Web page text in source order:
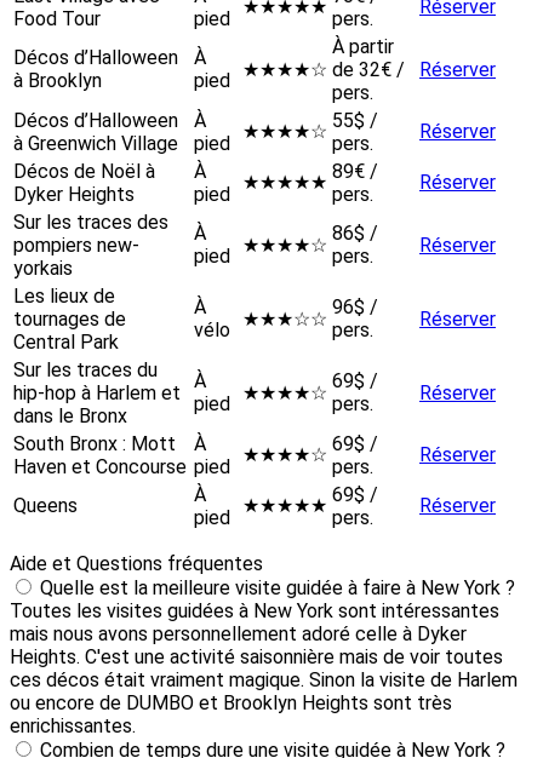
Food Tour
pied
★★★★★
pers.
Réserver
Décos d’Halloween
à Brooklyn
À
pied ★★★★☆
À partir
de 32€ /
pers.
Réserver
Décos d’Halloween
à Greenwich Village
À
pied
★★★★☆ 55$ /
pers.
Réserver
Décos de Noël à
Dyker Heights
À
pied
★★★★★ 89€ /
pers.
Réserver
Sur les traces des
pompiers new-
yorkais
À
pied ★★★★☆
86$ /
pers.
Réserver
Les lieux de
tournages de
Central Park
À
vélo ★★★☆☆
96$ /
pers.
Réserver
Sur les traces du
hip-hop à Harlem et
dans le Bronx
À
pied ★★★★☆
69$ /
pers.
Réserver
South Bronx : Mott
Haven et Concourse
À
pied
★★★★☆ 69$ /
pers.
Réserver
Queens
À
pied
★★★★★ 69$ /
pers.
Réserver
Aide et Questions fréquentes
Quelle est la meilleure visite guidée à faire à New York ?
Toutes les visites guidées à New York sont intéressantes
mais nous avons personnellement adoré celle à Dyker
Heights. C'est une activité saisonnière mais de voir toutes
ces décos était vraiment magique. Sinon la visite de Harlem
ou encore de DUMBO et Brooklyn Heights sont très
enrichissantes.
Combien de temps dure une visite guidée à New York ?